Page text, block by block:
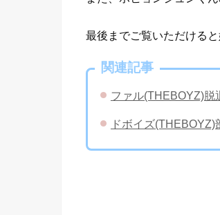
最後までご覧いただけると
関連記事
ファル(THEBOYZ)脱
ドボイズ